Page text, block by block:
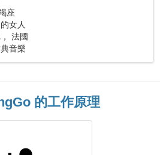
座
女人
法國
音樂
的工作原理